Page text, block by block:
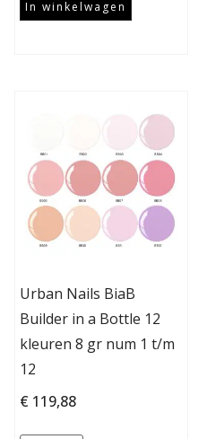
In winkelwagen
Urban Nails BiaB
Builder in a Bottle 12
kleuren 8 gr num 1 t/m
12
€ 119,88